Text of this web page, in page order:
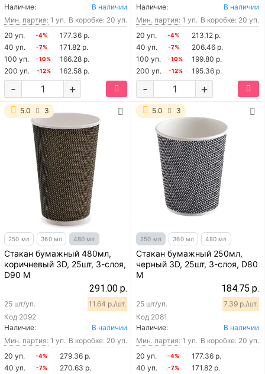
Наличие:
В наличии
Мин. партия: 1 уп. В коробке: 20 уп.
20 уп.
-4%
177.36 р.
40 уп.
-7%
171.82 р.
100 уп.
-10%
166.28 р.
200 уп.
-12% 162.58 р.
+
-
Наличие:
В наличии
Мин. партия: 1 уп. В коробке: 20 уп.
20 уп.
-4%
213.12 р.
40 уп.
-7%
206.46 р.
100 уп.
-10%
199.80 р.
200 уп.
-12% 195.36 р.
+
-
5.0 3
250 мл 360 мл 480 мл
Стакан бумажный 480мл,
коричневый 3D, 25шт, 3-слоя,
D90 M
291.00 р.
Код 2092
25 шт/уп. 11.64 р./шт.
Наличие:
В наличии
Мин. партия: 1 уп. В коробке: 20 уп.
20 уп.
-4%
279.36 р.
40 уп.
-7%
270.63 р.
5.0 3
250 мл 360 мл 480 мл
Стакан бумажный 250мл,
черный 3D, 25шт, 3-слоя, D80
M
184.75 р.
Код 2081
25 шт/уп. 7.39 р./шт.
Наличие:
В наличии
Мин. партия: 1 уп. В коробке: 20 уп.
20 уп.
-4%
177.36 р.
40 уп.
-7%
171.82 р.